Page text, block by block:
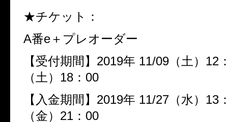
★チケット：
A番e＋プレオーダー
【受付期間】2019年 11/09（土）12
（土）18：00
【入金期間】2019年 11/27（水）13
（金）21：00